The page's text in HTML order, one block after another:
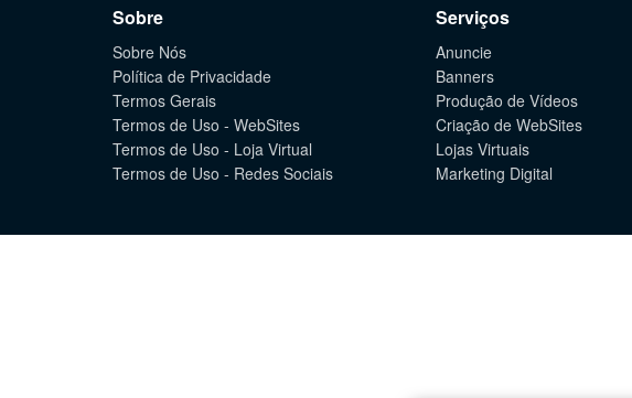
Sobre
Sobre Nós
Política de Privacidade
Termos Gerais
Termos de Uso - WebSites
Termos de Uso - Loja Virtual
Termos de Uso - Redes Sociais
Serviços
Anuncie
Banners
Produção de Vídeos
Criação de WebSites
Lojas Virtuais
Marketing Digital